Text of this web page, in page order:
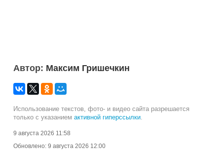
Автор: Максим Гришечкин
Использование текстов, фото- и видео сайта разрешается
только с указанием активной гиперссылки.
9 августа 2026 11:58
Обновлено: 9 августа 2026 12:00